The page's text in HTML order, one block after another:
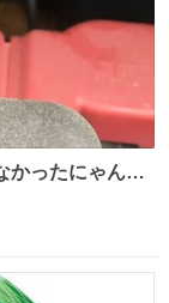
かったにゃんこ
れ、ぱんぱんに
も何とか救出